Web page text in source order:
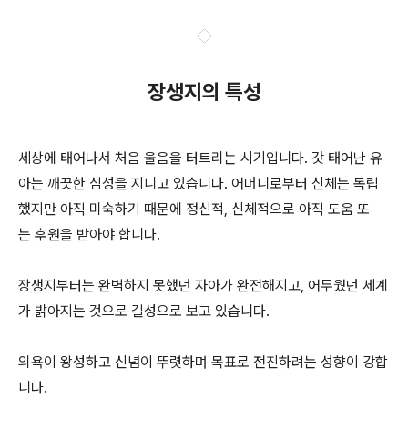
장생지의 특성
세상에 태어나서 처음 울음을 터트리는 시기입니다. 갓 태어난 유
아는 깨끗한 심성을 지니고 있습니다. 어머니로부터 신체는 독립
했지만 아직 미숙하기 때문에 정신적, 신체적으로 아직 도움 또
는 후원을 받아야 합니다.
장생지부터는 완벽하지 못했던 자아가 완전해지고, 어두웠던 세계
가 밝아지는 것으로 길성으로 보고 있습니다.
의욕이 왕성하고 신념이 뚜렷하며 목표로 전진하려는 성향이 강합
니다.